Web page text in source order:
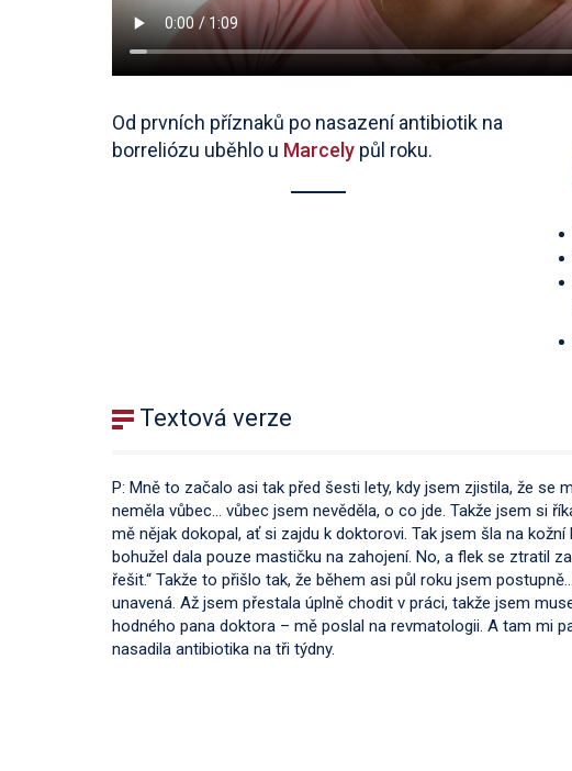
Od prvních příznaků po nasazení antibiotik na
borreliózu uběhlo u Marcely půl roku.
Textová verze
P: Mně to začalo asi tak před šesti lety, kdy jsem zjistila, že se
neměla vůbec… vůbec jsem nevěděla, o co jde. Takže jsem si
mě nějak dokopal, ať si zajdu k doktorovi. Tak jsem šla na
bohužel dala pouze mastičku na zahojení. No, a flek se ztratil
řešit.“ Takže to přišlo tak, že během asi půl roku jsem
unavená. Až jsem přestala úplně chodit v práci, takže jsem
hodného pana doktora – mě poslal na revmatologii. A tam mi
nasadila antibiotika na tři týdny.